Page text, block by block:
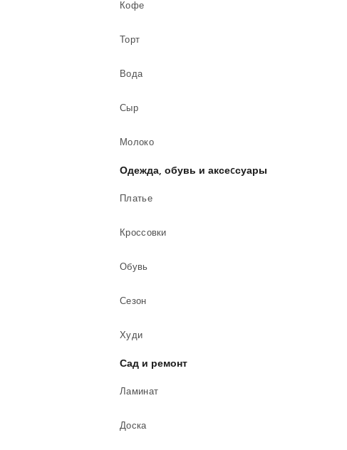
Кофе
Торт
Вода
Сыр
Молоко
Одежда, обувь и аксеcсуары
Платье
Кроссовки
Обувь
Сезон
Худи
Сад и ремонт
Ламинат
Доска